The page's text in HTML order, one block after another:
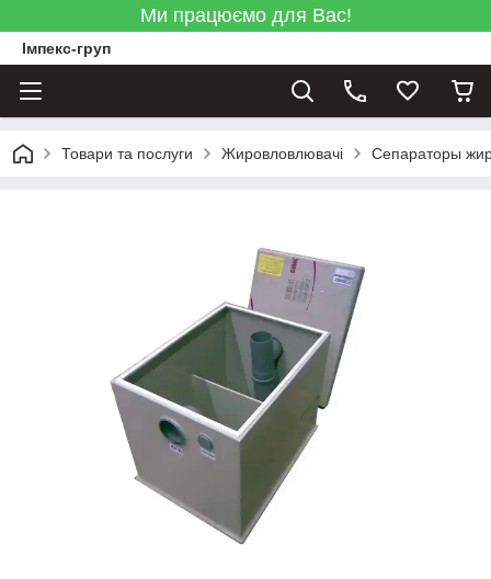
Ми працюємо для Вас!
Імпекс-груп
Товари та послуги Жировловлювачі Сепараторы